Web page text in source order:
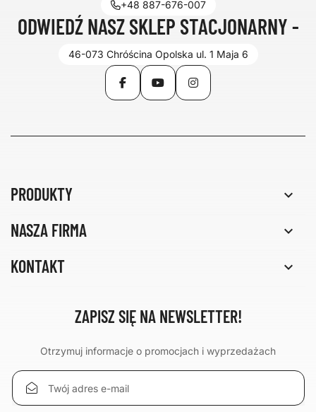
+48 887-676-007
ODWIEDŹ NASZ SKLEP STACJONARNY -
46-073 Chróścina Opolska ul. 1 Maja 6
FacebookYouTubeInstagram
PRODUKTY 
NASZA FIRMA 
KONTAKT 
ZAPISZ SIĘ NA NEWSLETTER!
Otrzymuj informacje o promocjach i wyprzedażach